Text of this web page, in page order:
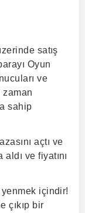
satış
Oyun
ve
sahip
açtı ve
ve fiyatını
içindir!
çıkıp bir